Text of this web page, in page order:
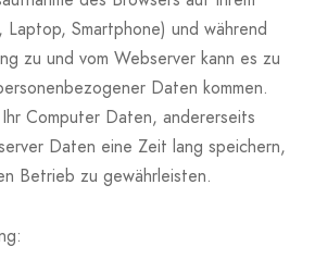
Smartphone) und während
zu und vom Webserver kann es zu
Daten kommen.
Computer Daten, andererseits
Daten eine Zeit lang speichern,
Betrieb zu gewährleisten.